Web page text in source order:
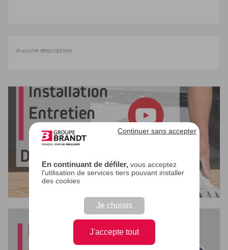
En continuant de défiler,vous acceptez
l'utilisation de services tiers pouvant installer
des cookies
Je choisis
J'accepte tout
Continuer sans accepter
Aucune description.